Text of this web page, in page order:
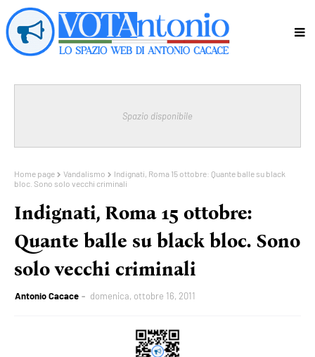
Spazio disponibile
Home page Vandalismo
Indignati, Roma 15 ottobre: Quante balle su black
bloc. Sono solo vecchi criminali
Indignati, Roma 15 ottobre:
Quante balle su black bloc. Sono
solo vecchi criminali
Antonio Cacace domenica, ottobre 16, 2011